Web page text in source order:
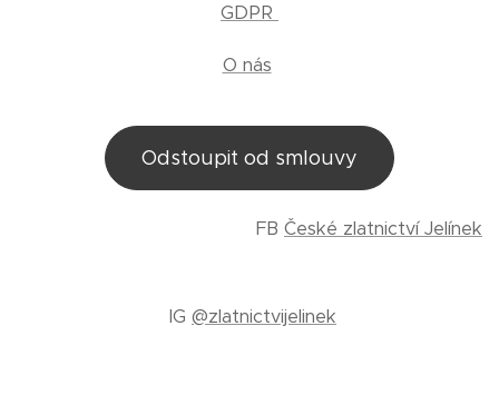
GDPR
O nás
Odstoupit od smlouvy
FB České zlatnictví Jelínek
IG @zlatnictvijelinek